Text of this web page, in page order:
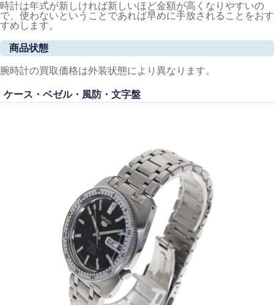
時計は年式が新しければ新しいほど金額が高くなりやすいの
で、使わないということであれば早めに手放されることをおす
すめします。
商品状態
腕時計の買取価格は外装状態により異なります。
ケース・ベゼル・風防・文字盤